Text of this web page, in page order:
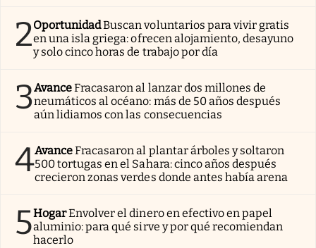
2OportunidadBuscan voluntarios para vivir gratis
en una isla griega: ofrecen alojamiento, desayuno
y solo cinco horas de trabajo por día
3AvanceFracasaron al lanzar dos millones de
neumáticos al océano: más de 50 años después
aún lidiamos con las consecuencias
4AvanceFracasaron al plantar árboles y soltaron
500 tortugas en el Sahara: cinco años después
crecieron zonas verdes donde antes había arena
5HogarEnvolver el dinero en efectivo en papel
aluminio: para qué sirve y por qué recomiendan
hacerlo